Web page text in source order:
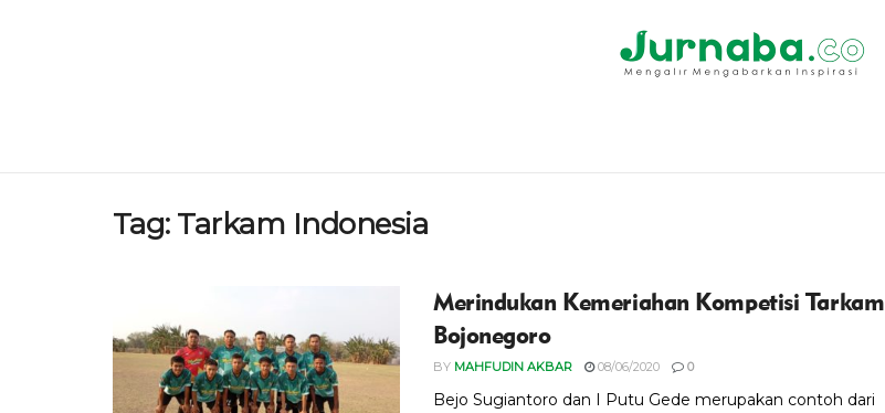
Tag: Tarkam Indonesia
Merindukan Kemeriahan Kompetisi Tarkam
Bojonegoro
BY MAHFUDIN AKBAR 08/06/2020 0
Bejo Sugiantoro dan I Putu Gede merupakan contoh dari